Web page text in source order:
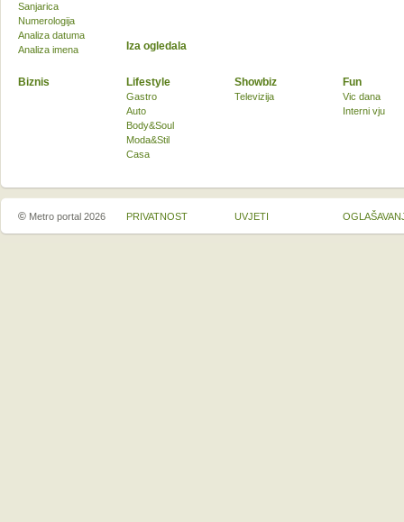
Biznis Lifestyle
Gastro
Auto
Body&Soul
Moda&Stil
Casa
Showbiz
Televizija
Fun
Vic dana
Interni vju
Sanjarica
Numerologija
Analiza datuma
Analiza imena
Iza ogledala
© Metro portal 2026 PRIVATNOST UVJETI